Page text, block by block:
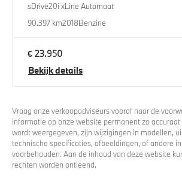
sDrive20i xLine Automaat
90.397 km2018Benzine
€ 23.950
Bekijk details
Vraag onze verkoopadviseurs vooraf naar de
informatie op onze website permanent zo
wordt weergegeven, zijn wijzigingen in modellen,
technische specificaties, afbeeldingen, of andere
voorbehouden. Aan de inhoud van deze website
rechten worden ontleend.